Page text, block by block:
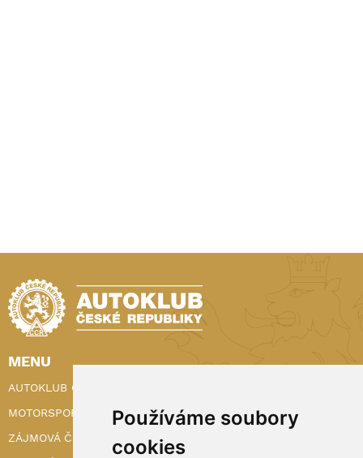
Používáme soubory
cookies
MENU
AUTOKLUB ČR
MOTORSPORT
ZÁJMOVÁ ČINNOST